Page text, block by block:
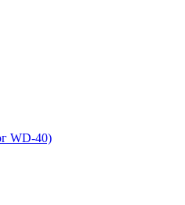
WD-40)